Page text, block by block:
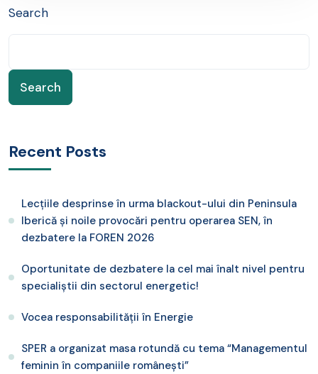
Search
Search
Recent Posts
Lecțiile desprinse în urma blackout-ului din Peninsula
Iberică și noile provocări pentru operarea SEN, în
dezbatere la FOREN 2026
Oportunitate de dezbatere la cel mai înalt nivel pentru
specialiștii din sectorul energetic!
Vocea responsabilității în Energie
SPER a organizat masa rotundă cu tema “Managementul
feminin în companiile românești”